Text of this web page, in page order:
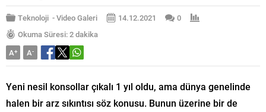
Teknoloji -Video Galeri 14.12.2021
0
Okuma Süresi: 2 dakika
A+ A-
Yeni nesil konsollar çıkalı 1 yıl oldu, ama dünya genelinde
halen bir arz sıkıntısı söz konusu. Bunun üzerine bir de